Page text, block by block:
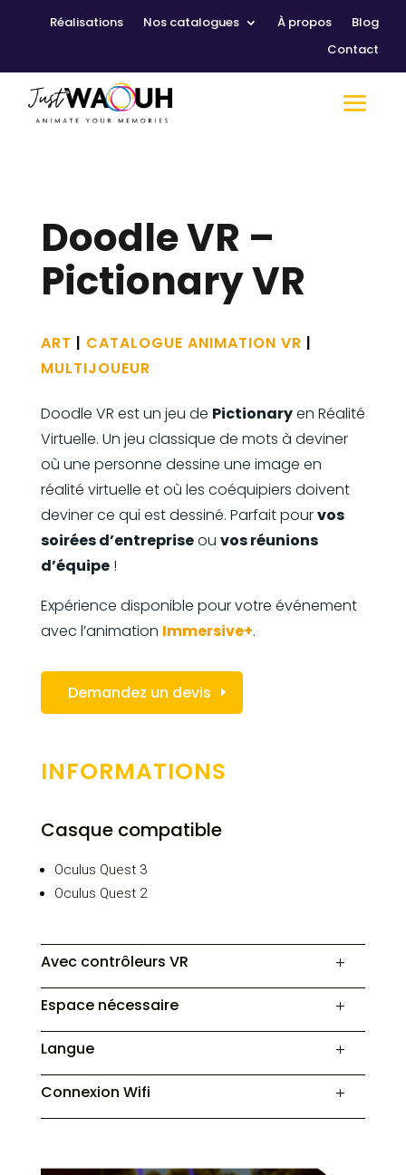
Réalisations Nos catalogues À propos
Blog
Contact
Doodle VR –
Pictionary VR
ART | CATALOGUE ANIMATION VR |
MULTIJOUEUR
Doodle VR est un jeu de Pictionaryen Réalité
Virtuelle. Un jeu classique de mots à deviner
où une personne dessine une image en
réalité virtuelle et où les coéquipiers doivent
deviner ce qui est dessiné. Parfait pourvos
soirées d’entrepriseou vos réunions
d’équipe!
Expérience disponible pour votre événement
avec l’animation Immersive+.
Demandez un devis
INFORMATIONS
Casque compatible
Oculus Quest 3
Oculus Quest 2
Avec contrôleurs VR
Espace nécessaire
Langue
Connexion Wifi